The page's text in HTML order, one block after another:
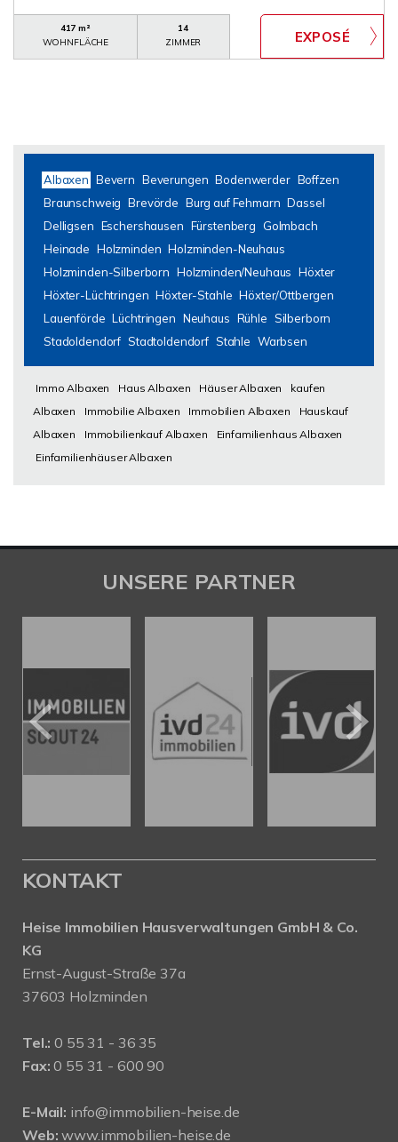
417 m²
WOHNFLÄCHE
14
ZIMMER
Albaxen Bevern Beverungen Bodenwerder Boffzen
Braunschweig Brevörde Burg auf Fehmarn Dassel
Delligsen Eschershausen Fürstenberg
Golmbach
Heinade Holzminden Holzminden-Neuhaus
Holzminden-Silberborn Holzminden/Neuhaus Höxter
Höxter-Lüchtringen Höxter-Stahle Höxter/Ottbergen
Lauenförde Lüchtringen Neuhaus Rühle Silberborn
Stadoldendorf Stadtoldendorf Stahle Warbsen
Immo Albaxen Haus Albaxen Häuser Albaxen
kaufen
Albaxen
Immobilie Albaxen Immobilien Albaxen
Hauskauf
Albaxen
Immobilienkauf Albaxen
Einfamilienhaus Albaxen
Einfamilienhäuser Albaxen
UNSERE PARTNER
KONTAKT
Heise Immobilien Hausverwaltungen GmbH & Co.
KG
Ernst-August-Straße 37a
37603 Holzminden
Tel.: 0 55 31 - 36 35
Fax: 0 55 31 - 600 90
E-Mail: info@immobilien-heise.de
Web: www.immobilien-heise.de